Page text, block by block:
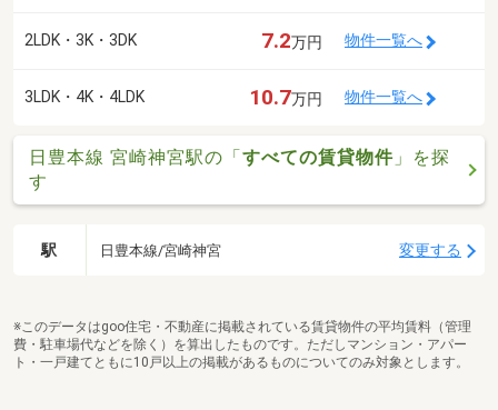
2LDK・3K・3DK 7.2万円 物件一覧へ
3LDK・4K・4LDK 10.7万円 物件一覧へ
日豊本線 宮崎神宮駅の「すべての賃貸物件 」を探
す
駅 日豊本線/宮崎神宮 変更する
※このデータはgoo住宅・不動産に掲載されている賃貸物件の平均賃料（管理
費・駐車場代などを除く）を算出したものです。ただしマンション・アパー
ト・一戸建てともに10戸以上の掲載があるものについてのみ対象とします。